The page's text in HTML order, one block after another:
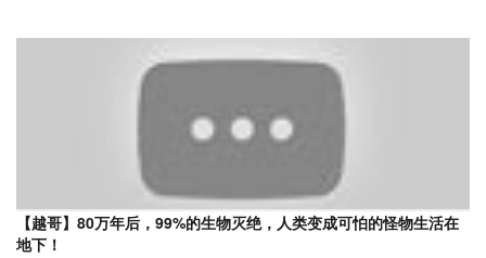
【越哥】80万年后，99%的生物灭绝，人类变成可怕的怪物生活在
地下！